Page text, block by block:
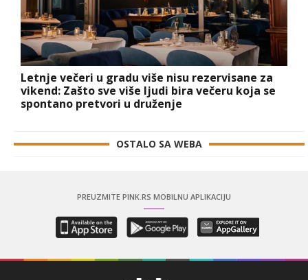
Letnje večeri u gradu više nisu rezervisane za
vikend: Zašto sve više ljudi bira večeru koja se
spontano pretvori u druženje
OSTALO SA WEBA
PREUZMITE PINK.RS MOBILNU APLIKACIJU